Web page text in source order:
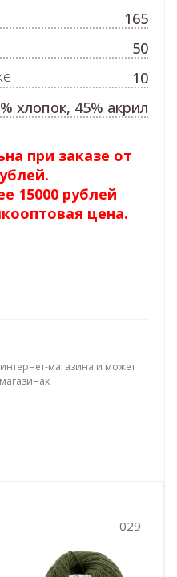
при заказе от
15000 рублей
цена.
165
50
10
хлопок, 45% акрил
магазина и может
029